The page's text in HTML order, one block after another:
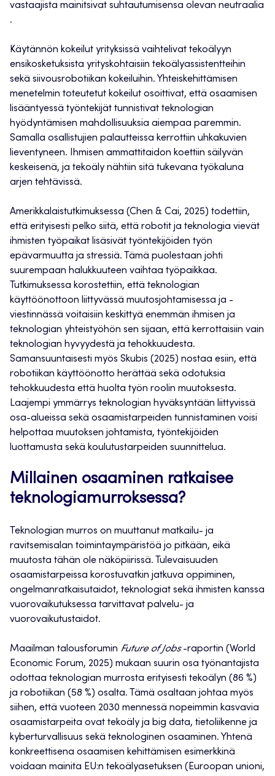
vastaajista mainitsivat suhtautumisensa olevan neutraalia
.
Käytännön kokeilut yrityksissä vaihtelivat tekoälyyn
ensikosketuksista yrityskohtaisiin tekoälyassistentteihin
sekä siivousrobotiikan kokeiluihin. Yhteiskehittämisen
menetelmin toteutetut kokeilut osoittivat, että osaamisen
lisääntyessä työntekijät tunnistivat teknologian
hyödyntämisen mahdollisuuksia aiempaa paremmin.
Samalla osallistujien palautteissa kerrottiin uhkakuvien
lieventyneen. Ihmisen ammattitaidon koettiin säilyvän
keskeisenä, ja tekoäly nähtiin sitä tukevana työkaluna
arjen tehtävissä.
Amerikkalaistutkimuksessa (Chen & Cai, 2025) todettiin,
että erityisesti pelko siitä, että robotit ja teknologia vievät
ihmisten työpaikat lisäsivät työntekijöiden työn
epävarmuutta ja stressiä. Tämä puolestaan johti
suurempaan halukkuuteen vaihtaa työpaikkaa.
Tutkimuksessa korostettiin, että teknologian
käyttöönottoon liittyvässä muutosjohtamisessa ja -
viestinnässä voitaisiin keskittyä enemmän ihmisen ja
teknologian yhteistyöhön sen sijaan, että kerrottaisiin vain
teknologian hyvyydestä ja tehokkuudesta.
Samansuuntaisesti myös Skubis (2025) nostaa esiin, että
robotiikan käyttöönotto herättää sekä odotuksia
tehokkuudesta että huolta työn roolin muutoksesta.
Laajempi ymmärrys teknologian hyväksyntään liittyvissä
osa-alueissa sekä osaamistarpeiden tunnistaminen voisi
helpottaa muutoksen johtamista, työntekijöiden
luottamusta sekä koulutustarpeiden suunnittelua.
Millainen osaaminen ratkaisee
teknologiamurroksessa?
Teknologian murros on muuttanut matkailu- ja
ravitsemisalan toimintaympäristöä jo pitkään, eikä
muutosta tähän ole näköpiirissä. Tulevaisuuden
osaamistarpeissa korostuvatkin jatkuva oppiminen,
ongelmanratkaisutaidot, teknologiat sekä ihmisten kanssa
vuorovaikutuksessa tarvittavat palvelu- ja
vuorovaikutustaidot.
Maailman talousforumin Future of Jobs-raportin (World
Economic Forum, 2025) mukaan suurin osa työnantajista
odottaa teknologian murrosta erityisesti tekoälyn (86 %)
ja robotiikan (58 %) osalta. Tämä osaltaan johtaa myös
siihen, että vuoteen 2030 mennessä nopeimmin kasvavia
osaamistarpeita ovat tekoäly ja big data, tietoliikenne ja
kyberturvallisuus sekä teknologinen osaaminen. Yhtenä
konkreettisena osaamisen kehittämisen esimerkkinä
voidaan mainita EU:n tekoälyasetuksen (Euroopan unioni,